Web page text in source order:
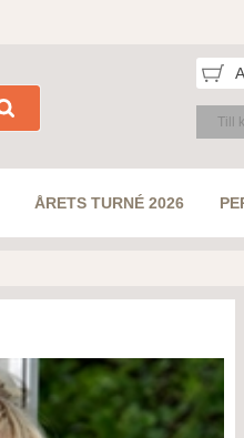
Till
ÅRETS TURNÉ 2026